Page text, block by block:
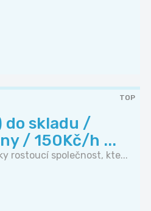
TOP
do skladu /
/ 150Kč/h ...
rostoucí společnost, kte...